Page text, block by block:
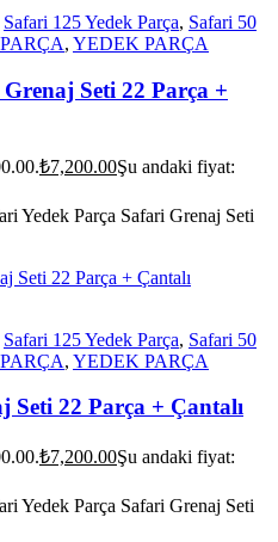
Safari 125 Yedek Parça, Safari 50
, YEDEK PARÇA
Seti 22 Parça +
₺7,200.00Şu andaki fiyat:
Yedek Parça Safari Grenaj Seti
Safari 125 Yedek Parça, Safari 50
, YEDEK PARÇA
22 Parça + Çantalı
₺7,200.00Şu andaki fiyat:
Yedek Parça Safari Grenaj Seti